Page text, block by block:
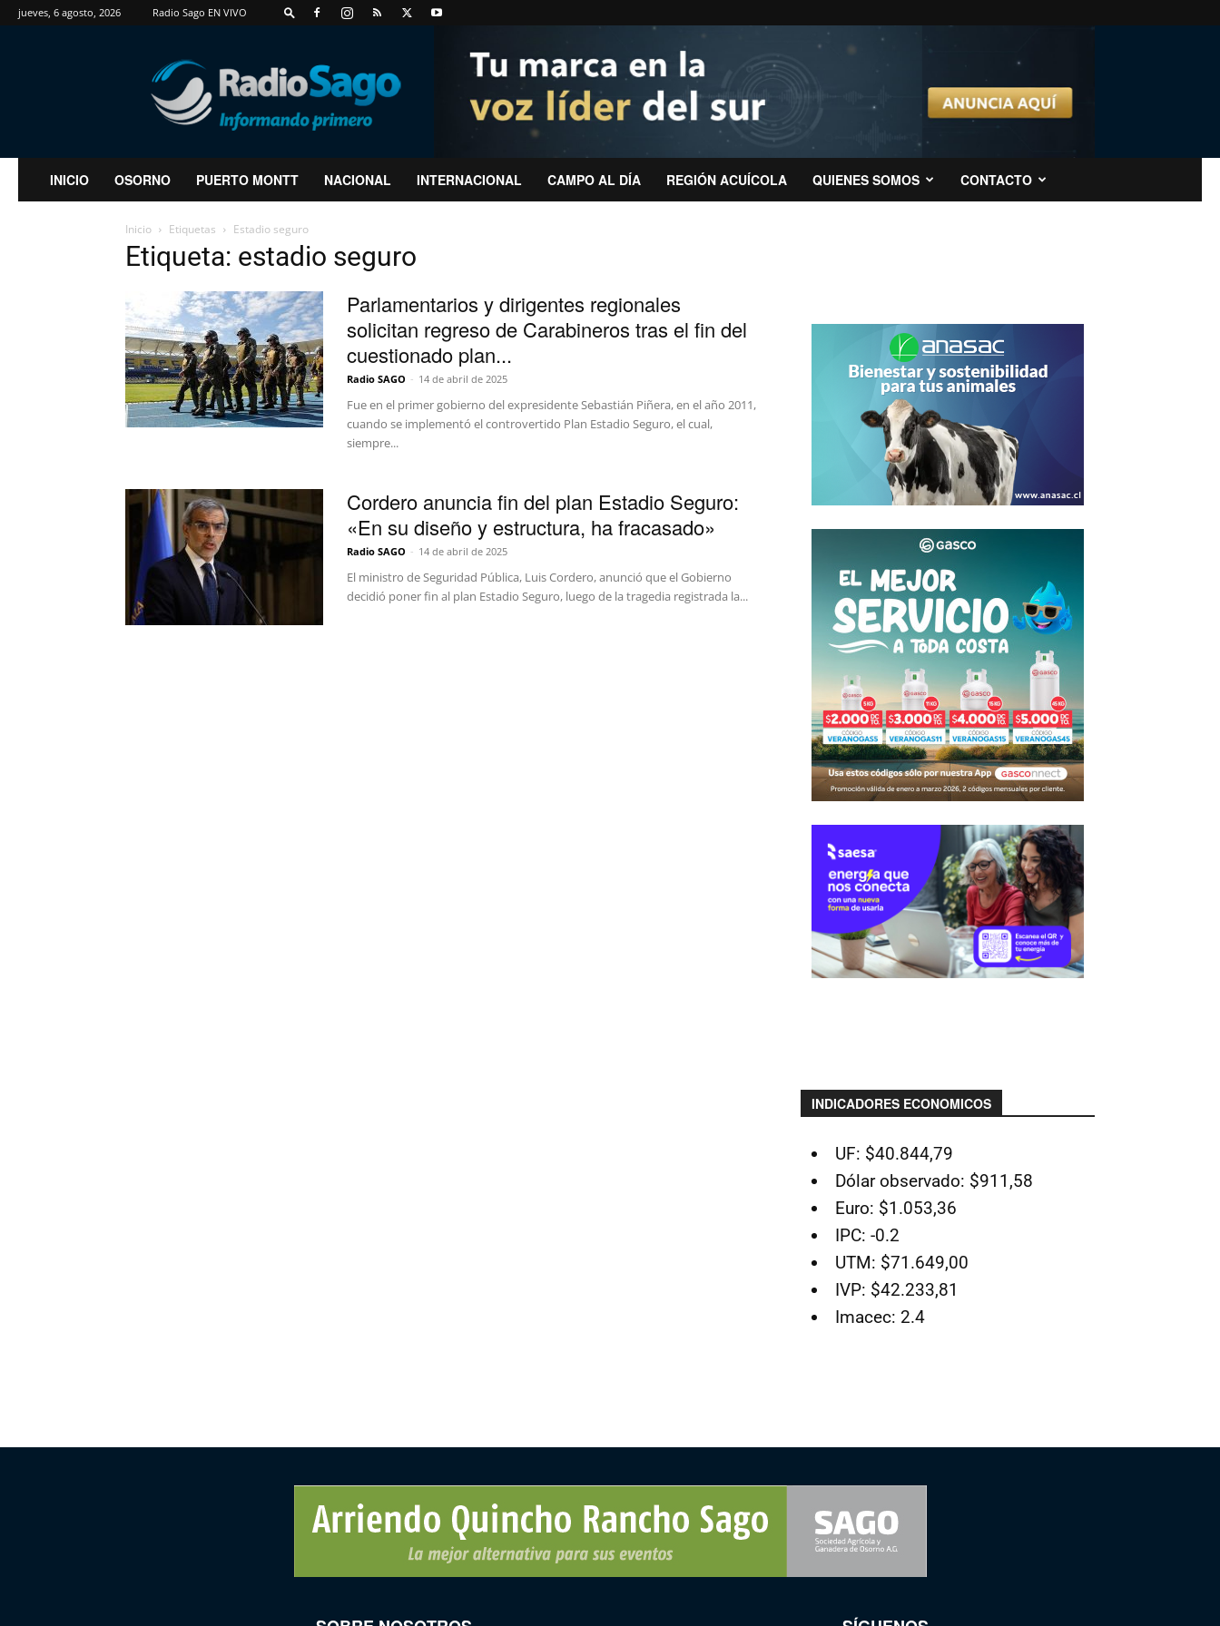
jueves, 6 agosto, 2026 Radio Sago EN VIVO
RadioSago
INICIO OSORNO PUERTO MONTT NACIONAL INTERNACIONAL CAMPO AL DÍA REGIÓN ACUÍCOLA QUIENES SOMOS CONTACTO
Inicio Etiquetas Estadio seguro
Etiqueta: estadio seguro
Parlamentarios y dirigentes regionales
solicitan regreso de Carabineros tras el fin del
cuestionado plan...
Radio SAGO - 14 de abril de 2025
Fue en el primer gobierno del expresidente Sebastián Piñera, en el año 2011,
cuando se implementó el controvertido Plan Estadio Seguro, el cual,
siempre...
Cordero anuncia fin del plan Estadio Seguro:
«En su diseño y estructura, ha fracasado»
Radio SAGO - 14 de abril de 2025
El ministro de Seguridad Pública, Luis Cordero, anunció que el Gobierno
decidió poner fin al plan Estadio Seguro, luego de la tragedia registrada la...
INDICADORES ECONOMICOS
UF: $40.844,79
Dólar observado: $911,58
Euro: $1.053,36
IPC: -0.2
UTM: $71.649,00
IVP: $42.233,81
Imacec: 2.4